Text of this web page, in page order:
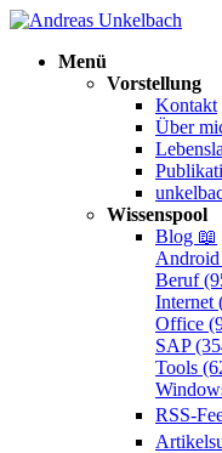
Menü
Vorstellung
Kontakt
Über
Wissenspool
Blog 📖
Beruf
Internet
Office
SAP
Tools
RSS-